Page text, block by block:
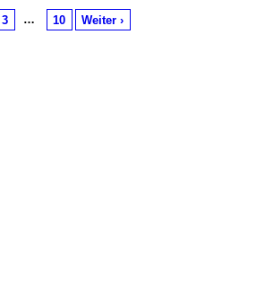
3 … 10 Weiter ›